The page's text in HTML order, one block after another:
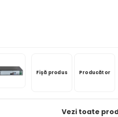
Fișă produs Producător
Vezi toate